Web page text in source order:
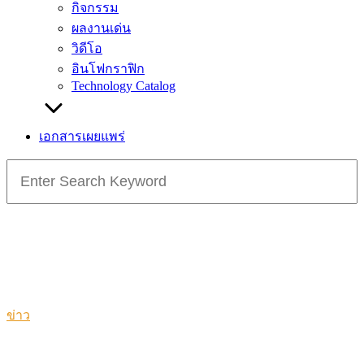
กิจกรรม
ผลงานเด่น
วิดีโอ
อินโฟกราฟิก
Technology Catalog
เอกสารเผยแพร่
for:
ข่าว